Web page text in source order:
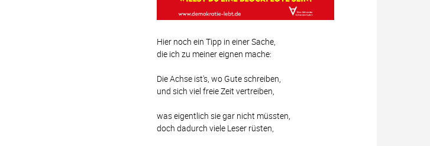
Hier noch ein Tipp in einer Sache,
die ich zu meiner eignen mache:
Die Achse ist's, wo Gute schreiben,
und sich viel freie Zeit vertreiben,
was eigentlich sie gar nicht müssten,
doch dadurch viele Leser rüsten,